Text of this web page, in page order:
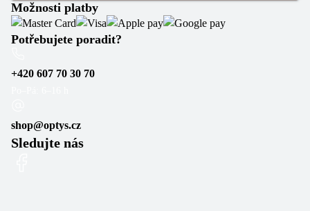
Možnosti platby
Potřebujete poradit?
+420 607 70 30 70
shop@optys.cz
Sledujte nás